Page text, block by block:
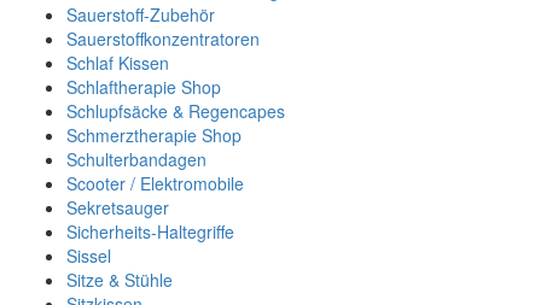
Sauerstoff-Zubehör
Sauerstoffkonzentratoren
Schlaf Kissen
Schlaftherapie Shop
Schlupfsäcke & Regencapes
Schmerztherapie Shop
Schulterbandagen
Scooter / Elektromobile
Sekretsauger
Sicherheits-Haltegriffe
Sissel
Sitze & Stühle